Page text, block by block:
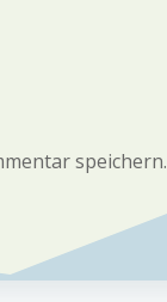
speichern.